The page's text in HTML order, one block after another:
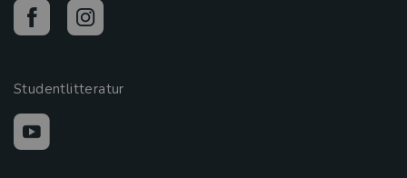
Studentlitteratur